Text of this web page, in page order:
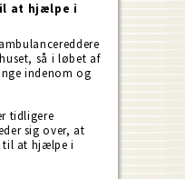
at hjælpe i
så i løbet af
indenom og
tidligere
sig over, at
til at hjælpe i